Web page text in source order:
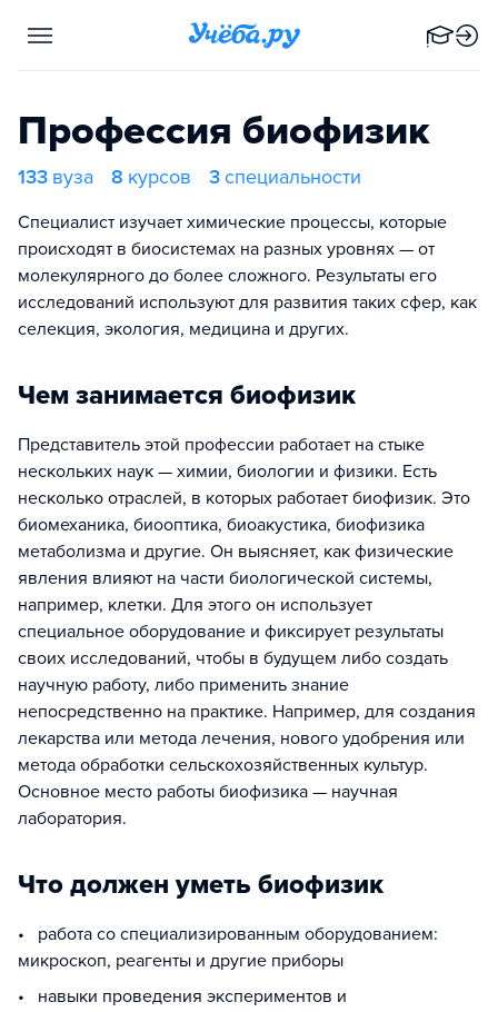
Профессия биофизик
133 вуза 8 курсов 3специальности
Специалист изучает химические процессы, которые
происходят в биосистемах на разных уровнях — от
молекулярного до более сложного. Результаты его
исследований используют для развития таких сфер, как
селекция, экология, медицина и других.
Чем занимается биофизик
Представитель этой профессии работает на стыке
нескольких наук — химии, биологии и физики. Есть
несколько отраслей, в которых работает биофизик. Это
биомеханика, биооптика, биоакустика, биофизика
метаболизма и другие. Он выясняет, как физические
явления влияют на части биологической системы,
например, клетки. Для этого он использует
специальное оборудование и фиксирует результаты
своих исследований, чтобы в будущем либо создать
научную работу, либо применить знание
непосредственно на практике. Например, для создания
лекарства или метода лечения, нового удобрения или
метода обработки сельскохозяйственных культур.
Основное место работы биофизика — научная
лаборатория.
Что должен уметь биофизик
• работа со специализированным оборудованием:
микроскоп, реагенты и другие приборы
• навыки проведения экспериментов и